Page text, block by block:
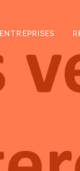
ENTREPRISES